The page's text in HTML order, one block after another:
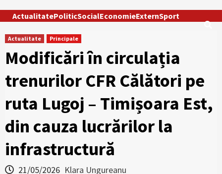
ActualitatePoliticSocialEconomieExternSport
Actualitate Principale
Modificări în circulația
trenurilor CFR Călători pe
ruta Lugoj – Timișoara Est,
din cauza lucrărilor la
infrastructură
21/05/2026 Klara Ungureanu